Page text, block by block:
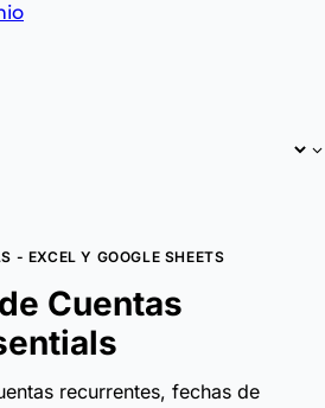
- EXCEL Y GOOGLE SHEETS
Cuentas
recurrentes, fechas de